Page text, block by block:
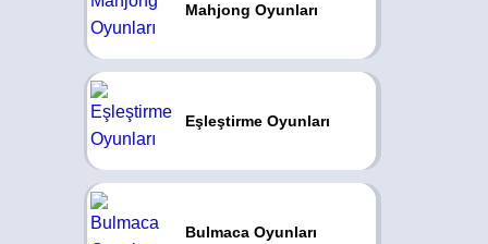
Mahjong Oyunları
Eşleştirme Oyunları
Bulmaca Oyunları